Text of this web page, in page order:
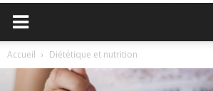
Accueil Diététique et nutrition